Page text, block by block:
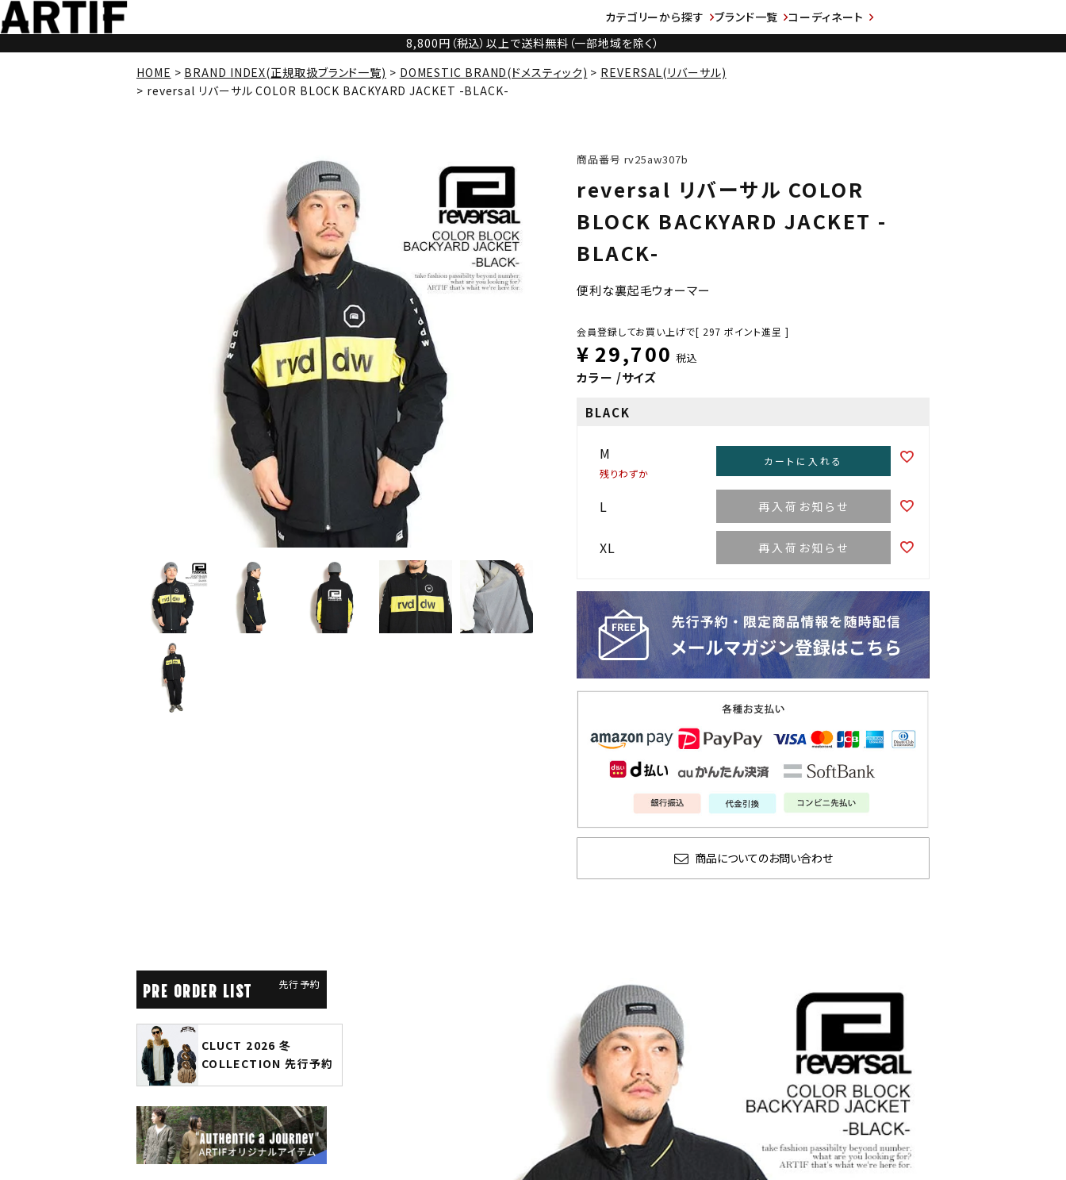
カテゴリーから探す ブランド一覧
コーディネート
8,800円（税込）以上で送料無料（一部地域を除く）
HOME
BRAND INDEX(正規取扱ブランド一覧) DOMESTIC BRAND(ドメスティック)
REVERSAL(リバーサル)
reversal リバーサル COLOR BLOCK BACKYARD JACKET -BLACK-
商品番号 rv25aw307b
reversal リバーサル COLOR
BLOCK BACKYARD JACKET -
BLACK-
便利な裏起毛ウォーマー
会員登録してお買い上げで[ 297 ポイント進呈 ]
¥ 29,700 税込
カラー サイズ
BLACK
M
残りわずか
カートに入れる
L 再入荷お知らせ
XL 再入荷お知らせ
商品についてのお問い合わせ
PRE ORDER LIST 先行予約
COLLECTION 先行予約
glamb × 劇場版『チェン
ソーマン レゼ篇』第2弾
先行予約
SOFTMACHINE 2026
秋冬 先行予約
glamb – 映画「スター・
ウォーズ／マンダロリア
ン・アンド・グローグー」カ
プセルコレクション